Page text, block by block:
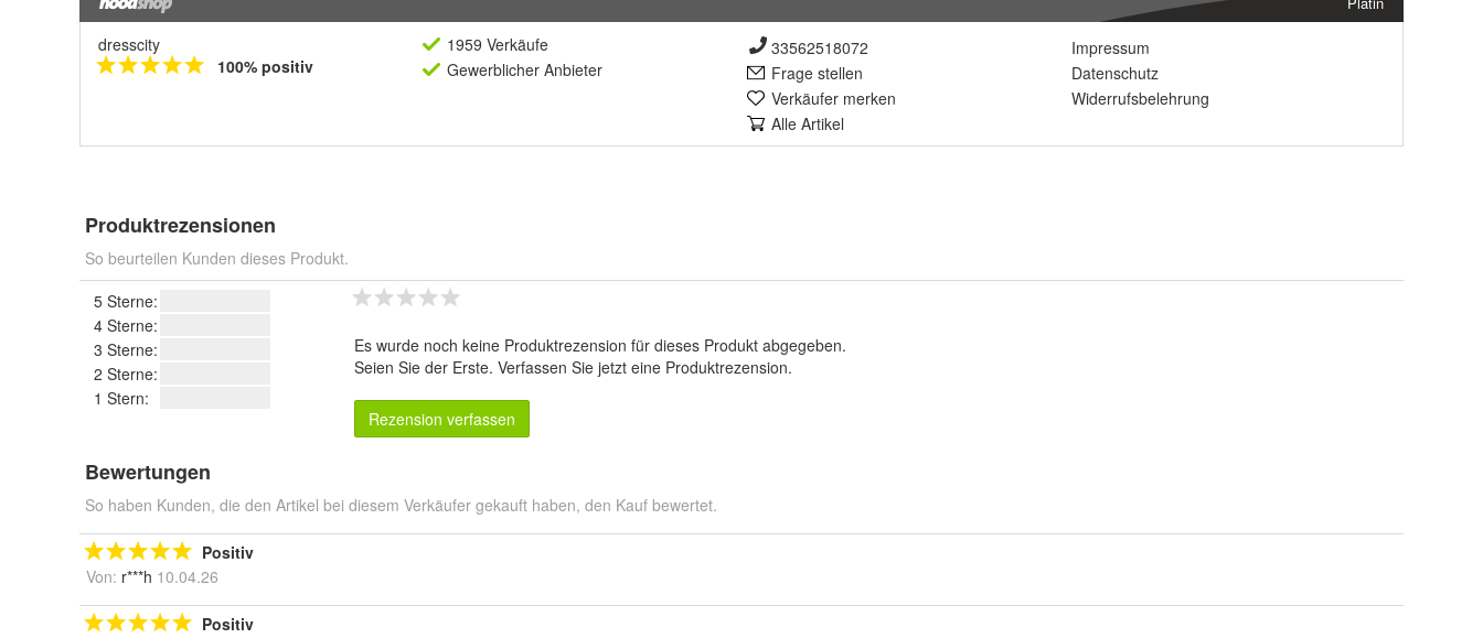
dresscity
100% positiv
1959 Verkäufe
Gewerblicher Anbieter
33562518072
Frage stellen
Verkäufer merken
Alle Artikel
Impressum
Datenschutz
Widerrufsbelehrung
Produktrezensionen
So beurteilen Kunden dieses Produkt.
5 Sterne:
4 Sterne:
3 Sterne:
2 Sterne:
1 Stern:
Es wurde noch keine Produktrezension für dieses Produkt abgegeben.
Seien Sie der Erste. Verfassen Sie jetzt eine Produktrezension.
Rezension verfassen
Bewertungen
So haben Kunden, die den Artikel bei diesem Verkäufer gekauft haben, den Kauf bewertet.
Positiv
Von: r***h 10.04.26
Positiv